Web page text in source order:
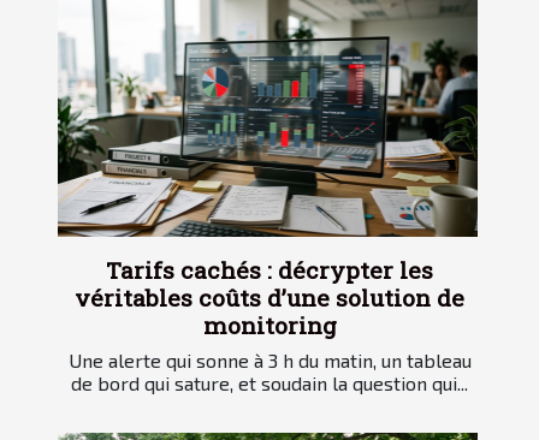
Tarifs cachés : décrypter les
véritables coûts d’une solution de
monitoring
Une alerte qui sonne à 3 h du matin, un tableau
de bord qui sature, et soudain la question qui...